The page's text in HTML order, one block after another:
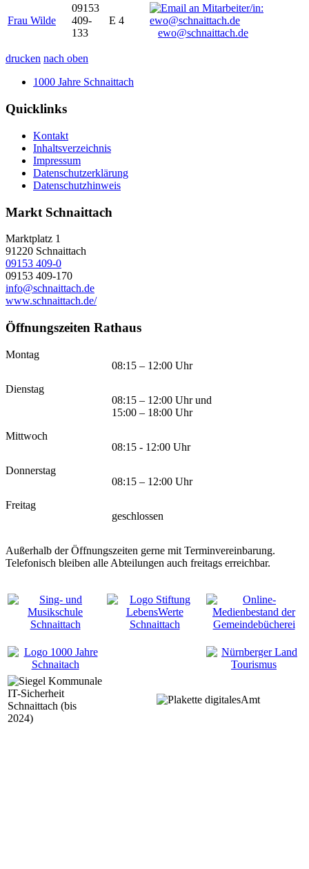
Frau Wilde
09153
409-
133
E 4
ewo@schnaittach.de
drucken nach oben
1000 Jahre Schnaittach
Quicklinks
Kontakt
Inhaltsverzeichnis
Impressum
Datenschutzerklärung
Datenschutzhinweis
Markt Schnaittach
Marktplatz 1
91220 Schnaittach
09153 409-0
09153 409-170
info@schnaittach.de
www.schnaittach.de/
Öffnungszeiten Rathaus
Montag
08:15 – 12:00 Uhr
Dienstag
08:15 – 12:00 Uhr und
15:00 – 18:00 Uhr
Mittwoch
08:15 - 12:00 Uhr
Donnerstag
08:15 – 12:00 Uhr
Freitag
geschlossen
Außerhalb der Öffnungszeiten gerne mit Terminvereinbarung.
Telefonisch bleiben alle Abteilungen auch freitags erreichbar.